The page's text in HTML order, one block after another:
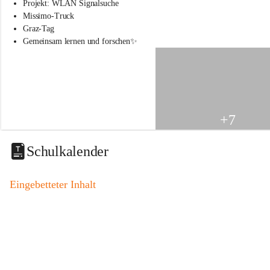
s
s
c
i
t
a
o
Projekt: WLAN Signalsuche
Missimo-Truck
Graz-Tag
Gemeinsam lernen und forschen✨
+7
Schulkalender
Eingebetteter Inhalt